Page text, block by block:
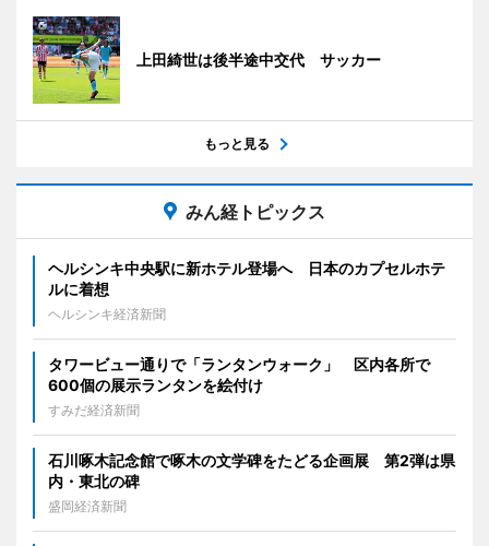
上田綺世は後半途中交代 サッカー
もっと見る
みん経トピックス
ヘルシンキ中央駅に新ホテル登場へ 日本のカプセルホテ
ルに着想
ヘルシンキ経済新聞
タワービュー通りで「ランタンウォーク」 区内各所で
600個の展示ランタンを絵付け
すみだ経済新聞
石川啄木記念館で啄木の文学碑をたどる企画展 第2弾は県
内・東北の碑
盛岡経済新聞